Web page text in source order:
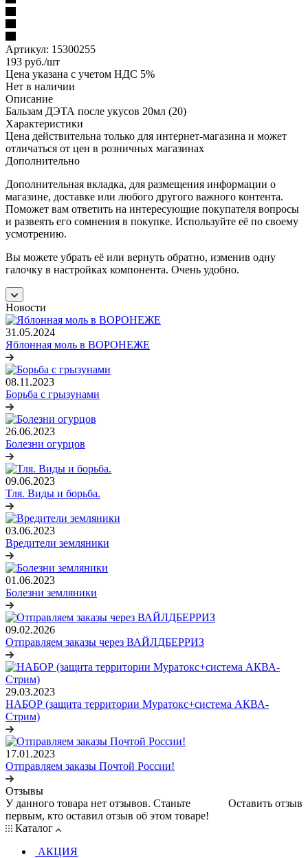
Артикул: 15300255
193 руб./шт
Цена указана с учетом НДС 5%
Нет в наличии
Описание
Бальзам ДЭТА после укусов 20мл (20)
Характеристики
Цена действительна только для интернет-магазина и может
отличаться от цен в розничных магазинах
Дополнительно
Дополнительная вкладка, для размещения информации о
магазине, доставке или любого другого важного контента.
Поможет вам ответить на интересующие покупателя вопросы
и развеять его сомнения в покупке. Используйте её по своему
усмотрению.
Вы можете убрать её или вернуть обратно, изменив одну
галочку в настройках компонента. Очень удобно.
Новости
31.05.2024
Яблонная моль в ВОРОНЕЖЕ
08.11.2023
Борьба с грызунами
26.06.2023
Болезни огурцов
09.06.2023
Тля. Виды и борьба.
03.06.2023
Вредители земляники
01.06.2023
Болезни земляники
09.02.2026
Отправляем заказы через ВАЙЛДБЕРРИЗ
29.03.2023
НАБОР (защита территории Муратокс+система АКВА-
Стрим)
17.01.2023
Отправляем заказы Почтой России!
Отзывы
Оставить отзыв
У данного товара нет отзывов. Станьте
первым, кто оставил отзыв об этом товаре!
Каталог
АКЦИЯ